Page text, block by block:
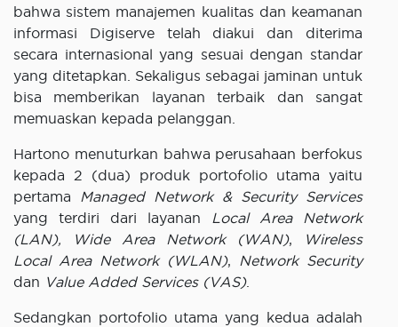
bahwa sistem manajemen kualitas dan keamanan
informasi Digiserve telah diakui dan diterima
secara internasional yang sesuai dengan standar
yang ditetapkan. Sekaligus sebagai jaminan untuk
bisa memberikan layanan terbaik dan sangat
memuaskan kepada pelanggan.
Hartono menuturkan bahwa perusahaan berfokus
kepada 2 (dua) produk portofolio utama yaitu
pertama
Managed Network & Security Services
yang terdiri dari layanan
Local Area Network
(LAN),
Wide Area Network (WAN),
Wireless
Local Area Network (WLAN),
Network Security
dan Value Added Services (VAS).
Sedangkan portofolio utama yang kedua adalah